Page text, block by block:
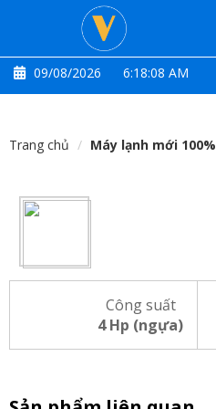
09/08/2026 6:18:08 AM
Trang chủ Máy lạnh mới 100%
Công suất
4 Hp (ngựa)